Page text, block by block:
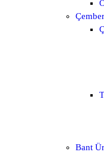
Bant